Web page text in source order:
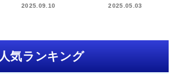
2025.09.10 2025.05.03
人気ランキング